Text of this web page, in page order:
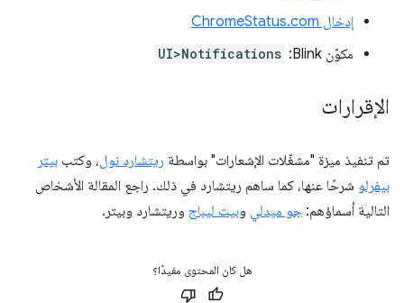
إدخال ChromeStatus.com
مكوّن Blink:
UI>Notifications
الإقرارات
تم تنفيذ ميزة "مشغّلات الإشعارات" بواسطة ريتشارد نول، وكتب بيتر
بيفرلو شرحًا عنها، كما ساهم ريتشارد في ذلك. راجع المقالة الأشخاص
التالية أسماؤهم: جو ميدلي وبيت ليباج وريتشارد وبيتر.
هل كان المحتوى مفيدًا؟